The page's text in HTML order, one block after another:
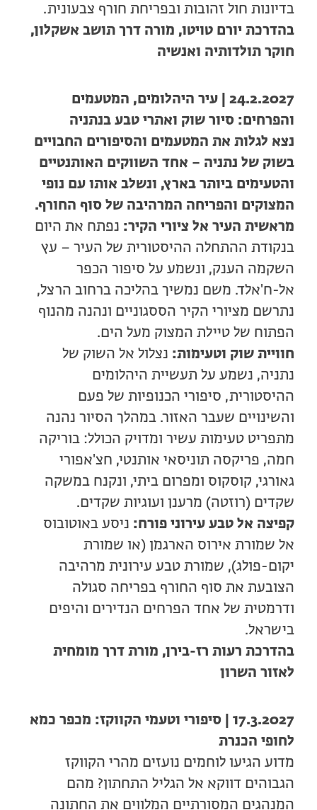
בדיונות חול זהובות ובפריחת חורף צבעונית.
בהדרכת יורם טויטו, מורה דרך תושב אשקלון,
חוקר תולדותיה ואנשיה
24.2.2027 | עיר היהלומים, המטעמים
והפרחים: סיור שוק ואתרי טבע בנתניה
נצא לגלות את המטעמים והסיפורים החבויים
בשוק של נתניה – אחד השווקים האותנטיים
והטעימים ביותר בארץ, ונשלב אותו עם נופי
המצוקים והפריחה המרהיבה של סוף החורף.
מראשית העיר אל ציורי הקיר: נפתח את היום
בנקודת ההתחלה ההיסטורית של העיר – עץ
השקמה הענק, ונשמע על סיפור הכפר
אל-ח'אלד. משם נמשיך בהליכה ברחוב הרצל,
נתרשם מציורי הקיר הססגוניים ונהנה מהנוף
הפתוח של טיילת המצוק מעל הים.
חוויית שוק וטעימות: נצלול אל השוק של
נתניה, נשמע על תעשיית היהלומים
ההיסטורית, סיפורי הכנופיות של פעם
והשינויים שעבר האזור. במהלך הסיור נהנה
מתפריט טעימות עשיר ומדויק הכולל: בוריקה
חמה, פריקסה תוניסאי אותנטי, חצ'אפורי
גאורגי, קוסקוס ומפרום ביתי, ונקנח במשקה
שקדים (רוזטה) מרענן ועוגיות שקדים.
קפיצה אל טבע עירוני פורח: ניסע באוטובוס
אל שמורת אירוס הארגמן (או שמורת
יקום-פולג), שמורת טבע עירונית מרהיבה
הצובעת את סוף החורף בפריחה סגולה
ודרמטית של אחד הפרחים הנדירים והיפים
בישראל.
בהדרכת רעות רז-בירן, מורת דרך מומחית
לאזור השרון
17.3.2027 | סיפורי וטעמי הקווקז: מכפר כמא
לחופי הכנרת
מדוע הגיעו לוחמים נועזים מהרי הקווקז
הגבוהים דווקא אל הגליל התחתון? מהם
המנהגים המסורתיים המלווים את החתונה